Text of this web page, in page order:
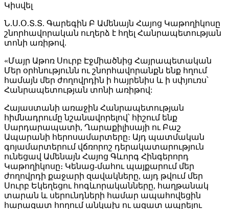
Կիսվել
Ն.Ս.Օ.Տ.Տ. Գարեգին Բ Ամենայն Հայոց Կաթողիկոսը
շնորհավորական ուղերձ է հղել Հանրապետության
տոնի առիթով.
«Մայր Աթոռ Սուրբ Էջմիածնից Հայրապետական
Մեր օրհնությունն ու շնորհավորանքն ենք հղում
համայն մեր ժողովրդին ի հայրենիս և ի սփյուռս՝
Հանրապետության տոնի առիթով:
Հայաստանի առաջին Հանրապետության
հիմնադրումը նշանավորելով՝ հիշում ենք
Սարդարապատի, Ղարաքիլիսայի ու Բաշ
Ապարանի հերոսամարտերը։ Այդ պատմական
գոյամարտերում վճռորոշ դերակատարություն
ունեցավ Ամենայն Հայոց Գևորգ Հինգերորդ
Կաթողիկոսը։ Կենաց-մահու պայքարում մեր
ժողովրդի քաջարի զավակները, այդ թվում մեր
Սուրբ Եկեղեցու հոգևորականները, հաղթանակ
տարան և սերունդների համար ապահովեցին
հարազատ հողում անկախ ու ազատ ապրելու